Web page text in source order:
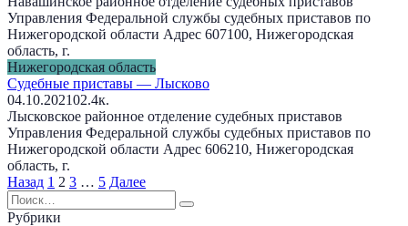
Управления Федеральной службы судебных приставов по
Нижегородской области Адрес 607100, Нижегородская
область, г.
Нижегородская область
Судебные приставы — Лысково
04.10.202102.4к.
Лысковское районное отделение судебных приставов
Управления Федеральной службы судебных приставов по
Нижегородской области Адрес 606210, Нижегородская
область, г.
Пагинация
записей
Назад 1 2 3 … 5 Далее
Search
for:
Рубрики